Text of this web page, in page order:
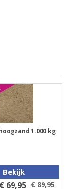
1.000 kg
Bekijk
€ 69,95 € 89,95